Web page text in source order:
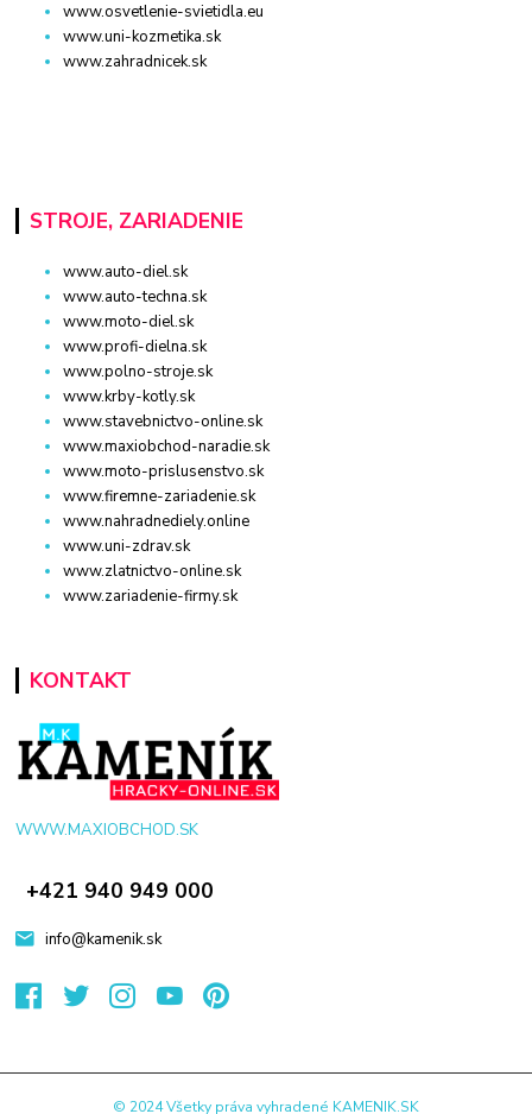
www.osvetlenie-svietidla.eu
www.uni-kozmetika.sk
www.zahradnicek.sk
STROJE, ZARIADENIE
www.auto-diel.sk
www.auto-techna.sk
www.moto-diel.sk
www.profi-dielna.sk
www.polno-stroje.sk
www.krby-kotly.sk
www.stavebnictvo-online.sk
www.maxiobchod-naradie.sk
www.moto-prislusenstvo.sk
www.firemne-zariadenie.sk
www.nahradnediely.online
www.uni-zdrav.sk
www.zlatnictvo-online.sk
www.zariadenie-firmy.sk
KONTAKT
WWW.MAXIOBCHOD.SK
+421 940 949 000
info@kamenik.sk
© 2024 Všetky práva vyhradené KAMENIK.SK